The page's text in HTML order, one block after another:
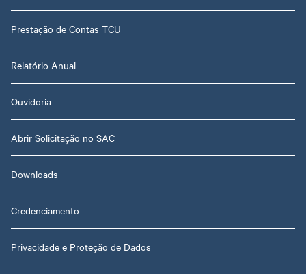
Prestação de Contas TCU
Relatório Anual
Ouvidoria
Abrir Solicitação no SAC
Downloads
Credenciamento
Privacidade e Proteção de Dados